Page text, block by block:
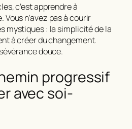
c’est apprendre à
n’avez pas à courir
mystiques : la simplicité de la
à créer du changement.
douce.
progressif
avec soi-